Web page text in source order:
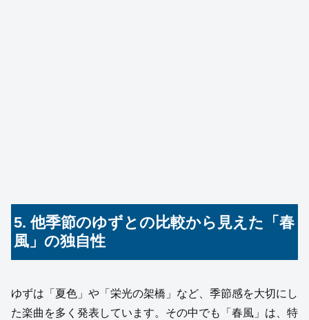
5. 他季節のゆずとの比較から見えた「春
風」の独自性
ゆずは「夏色」や「栄光の架橋」など、季節感を大切にし
た楽曲を多く発表しています。その中でも「春風」は、特